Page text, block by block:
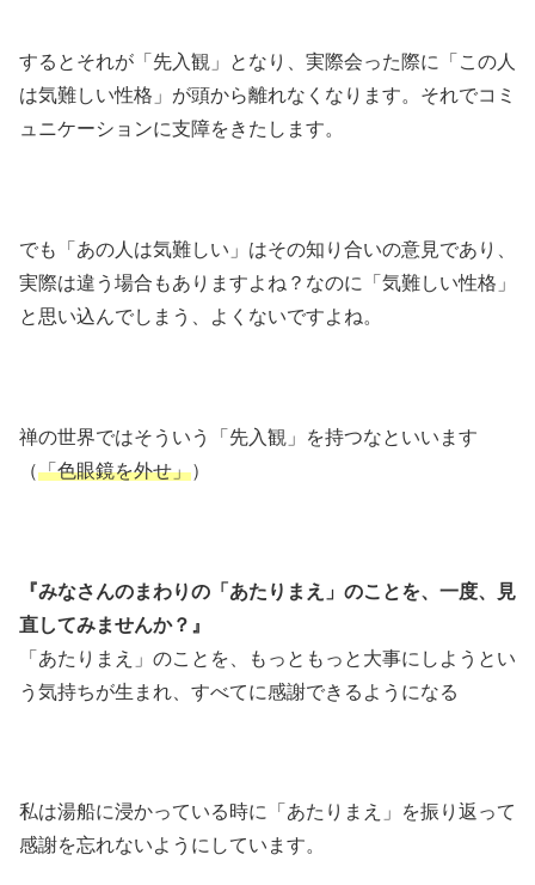
するとそれが「先入観」となり、実際会った際に「この人
は気難しい性格」が頭から離れなくなります。それでコミ
ュニケーションに支障をきたします。
でも「あの人は気難しい」はその知り合いの意見であり、
実際は違う場合もありますよね？なのに「気難しい性格」
と思い込んでしまう、よくないですよね。
禅の世界ではそういう「先入観」を持つなといいます
（「色眼鏡を外せ」）
『みなさんのまわりの「あたりまえ」のことを、一度、見
直してみませんか？』
「あたりまえ」のことを、もっともっと大事にしようとい
う気持ちが生まれ、すべてに感謝できるようになる
私は湯船に浸かっている時に「あたりまえ」を振り返って
感謝を忘れないようにしています。